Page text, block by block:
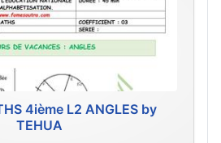
4ième L2 ANGLES by
TEHUA